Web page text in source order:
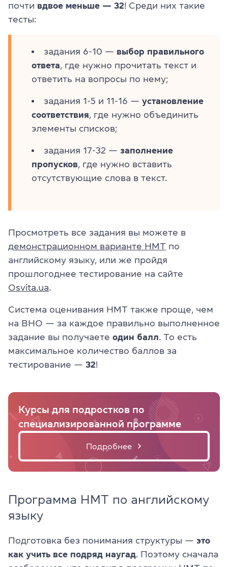
почти вдвое меньше — 32! Среди них такие
тесты:
задания 6-10 — выбор правильного
ответа , где нужно прочитать текст и
ответить на вопросы по нему;
задания 1-5 и 11-16 — установление
соответствия , где нужно объединить
элементы списков;
задания 17-32 — заполнение
пропусков , где нужно вставить
отсутствующие слова в текст.
Просмотреть все задания вы можете в
демонстрационном варианте НМТ по
английскому языку, или же пройдя
прошлогоднее тестирование на сайте
Osvita.ua
Система оценивания НМТ также проще, чем
на ВНО — за каждое правильно выполненное
задание вы получаете один балл . То есть
максимальное количество баллов за
тестирование — 32!
Курсы для подростков по
специализированной программе
Подробнее
Программа НМТ по английскому
языку
Подготовка без понимания структуры — это
как учить все подряд наугад . Поэтому сначала